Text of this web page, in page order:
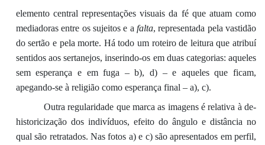
elementocentral representações visuais da fé que atuam como
mediadoras entre os sujeitos e a falta,representada pela vastidão
do sertão e pela morte. Há todo um roteiro de leitura que atribuí
sentidos aos sertanejos, inserindo-os em duas categorias: aqueles
sem esperança e emfuga – b), d) – e aqueles que ficam,
apegando-se à religião como esperança final – a), c).
Outra regularidade que marca as imagens é relativa à de-
historicizaçãodos indivíduos, efeitodo ângulo e distância no
qual são retratados. Nas fotos a) e c) são apresentados em perfil,